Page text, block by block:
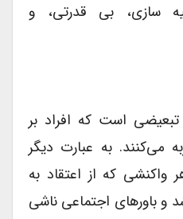
سازی، بی قدرتی، و
است که افراد بر
به عبارت دیگر
واکنشی که از اعتقاد به
و باورهای اجتماعی ناشی